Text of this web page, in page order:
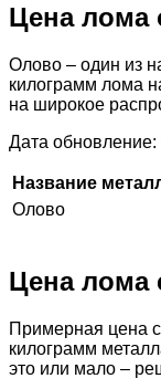
Цена лома
Олово – один из
килограмм лома
на широкое
Дата обновление:
Название
Олово
Цена лома
Примерная цена
килограмм
это или мало –